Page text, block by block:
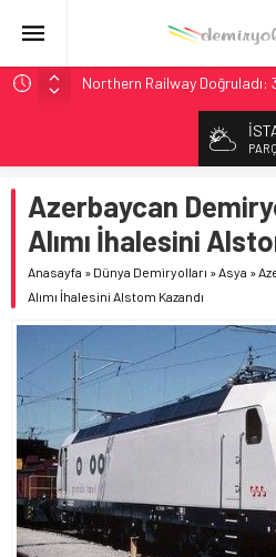
Northern Railway Doğruladı:
Chicago’da Metra Polisi
NJ Transit’ten Tarihi Bütçe:
Rocky Mountain, Güneş
Azerbaycan
Alımı İhalesini
Anasayfa » Dünya Demiryolları »Asya »
Alımı İhalesini Alstom Kazandı